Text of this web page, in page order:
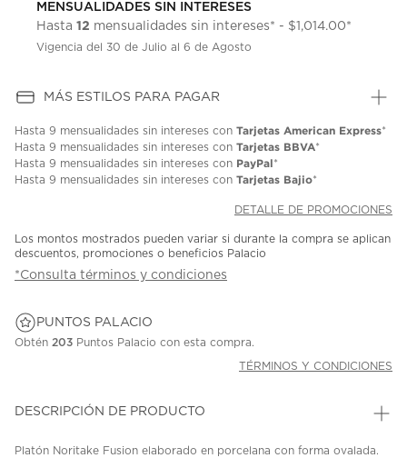
MENSUALIDADES SIN INTERESES
Hasta 12 mensualidades sin intereses* - $1,014.00*
Vigencia del 30 de Julio al 6 de Agosto
MÁS ESTILOS PARA PAGAR
Hasta 9 mensualidades sin intereses con Tarjetas American Express*
Hasta 9 mensualidades sin intereses con Tarjetas BBVA*
Hasta 9 mensualidades sin intereses con PayPal*
Hasta 9 mensualidades sin intereses con Tarjetas Bajio*
DETALLE DE PROMOCIONES
Los montos mostrados pueden variar si durante la compra se aplican
descuentos, promociones o beneficios Palacio
*Consulta términos y condiciones
PUNTOS PALACIO
Obtén 203 Puntos Palacio con esta compra.
TÉRMINOS Y CONDICIONES
DESCRIPCIÓN DE PRODUCTO
Platón Noritake Fusion elaborado en porcelana con forma ovalada.